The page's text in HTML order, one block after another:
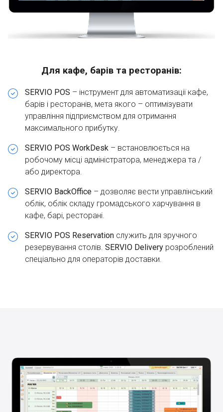
Для кафе, барів та ресторанів:
SERVIO POS – інструмент для автоматизації кафе,
барів і ресторанів, мета якого – оптимізувати
управління підприємством для отримання
максимального прибутку.
SERVIO POS WorkDesk – встановлюється на
робочому місці адміністратора, менеджера та /
або директора.
SERVIO BackOffice – дозволяє вести управлінський
облік, облік складу громадського харчування в
кафе, барі, ресторані.
SERVIO POS Reservation служить для зручного
резервування столів. SERVIO Delivery розроблений
спеціально для операторів доставки.